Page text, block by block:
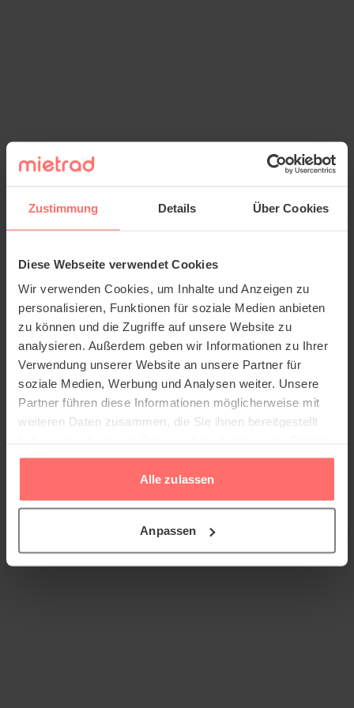
Zustimmung Details Über Cookies
Diese Webseite verwendet Cookies
Wir verwenden Cookies, um Inhalte und Anzeigen zu
personalisieren, Funktionen für soziale Medien anbieten
zu können und die Zugriffe auf unsere Website zu
analysieren. Außerdem geben wir Informationen zu Ihrer
Verwendung unserer Website an unsere Partner für
soziale Medien, Werbung und Analysen weiter. Unsere
Partner führen diese Informationen möglicherweise mit
weiteren Daten zusammen, die Sie ihnen bereitgestellt
gesammelt haben.
Alle zulassen
Anpassen